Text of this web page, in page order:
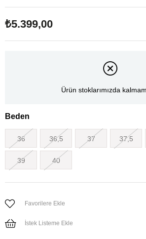
₺5.399,00
Ürün stoklarımızda
Beden
36 36,5 37 37,5
39 40
Favorilere Ekle
İstek Listeme Ekle